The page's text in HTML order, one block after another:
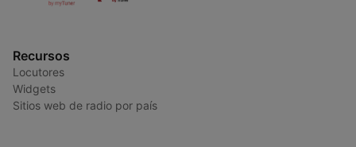
Recursos
Locutores
Widgets
Sitios web de radio por país